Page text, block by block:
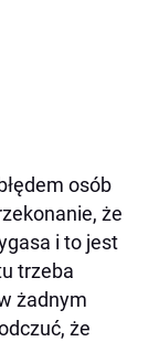
osób
że
i to jest
trzeba
żadnym
że